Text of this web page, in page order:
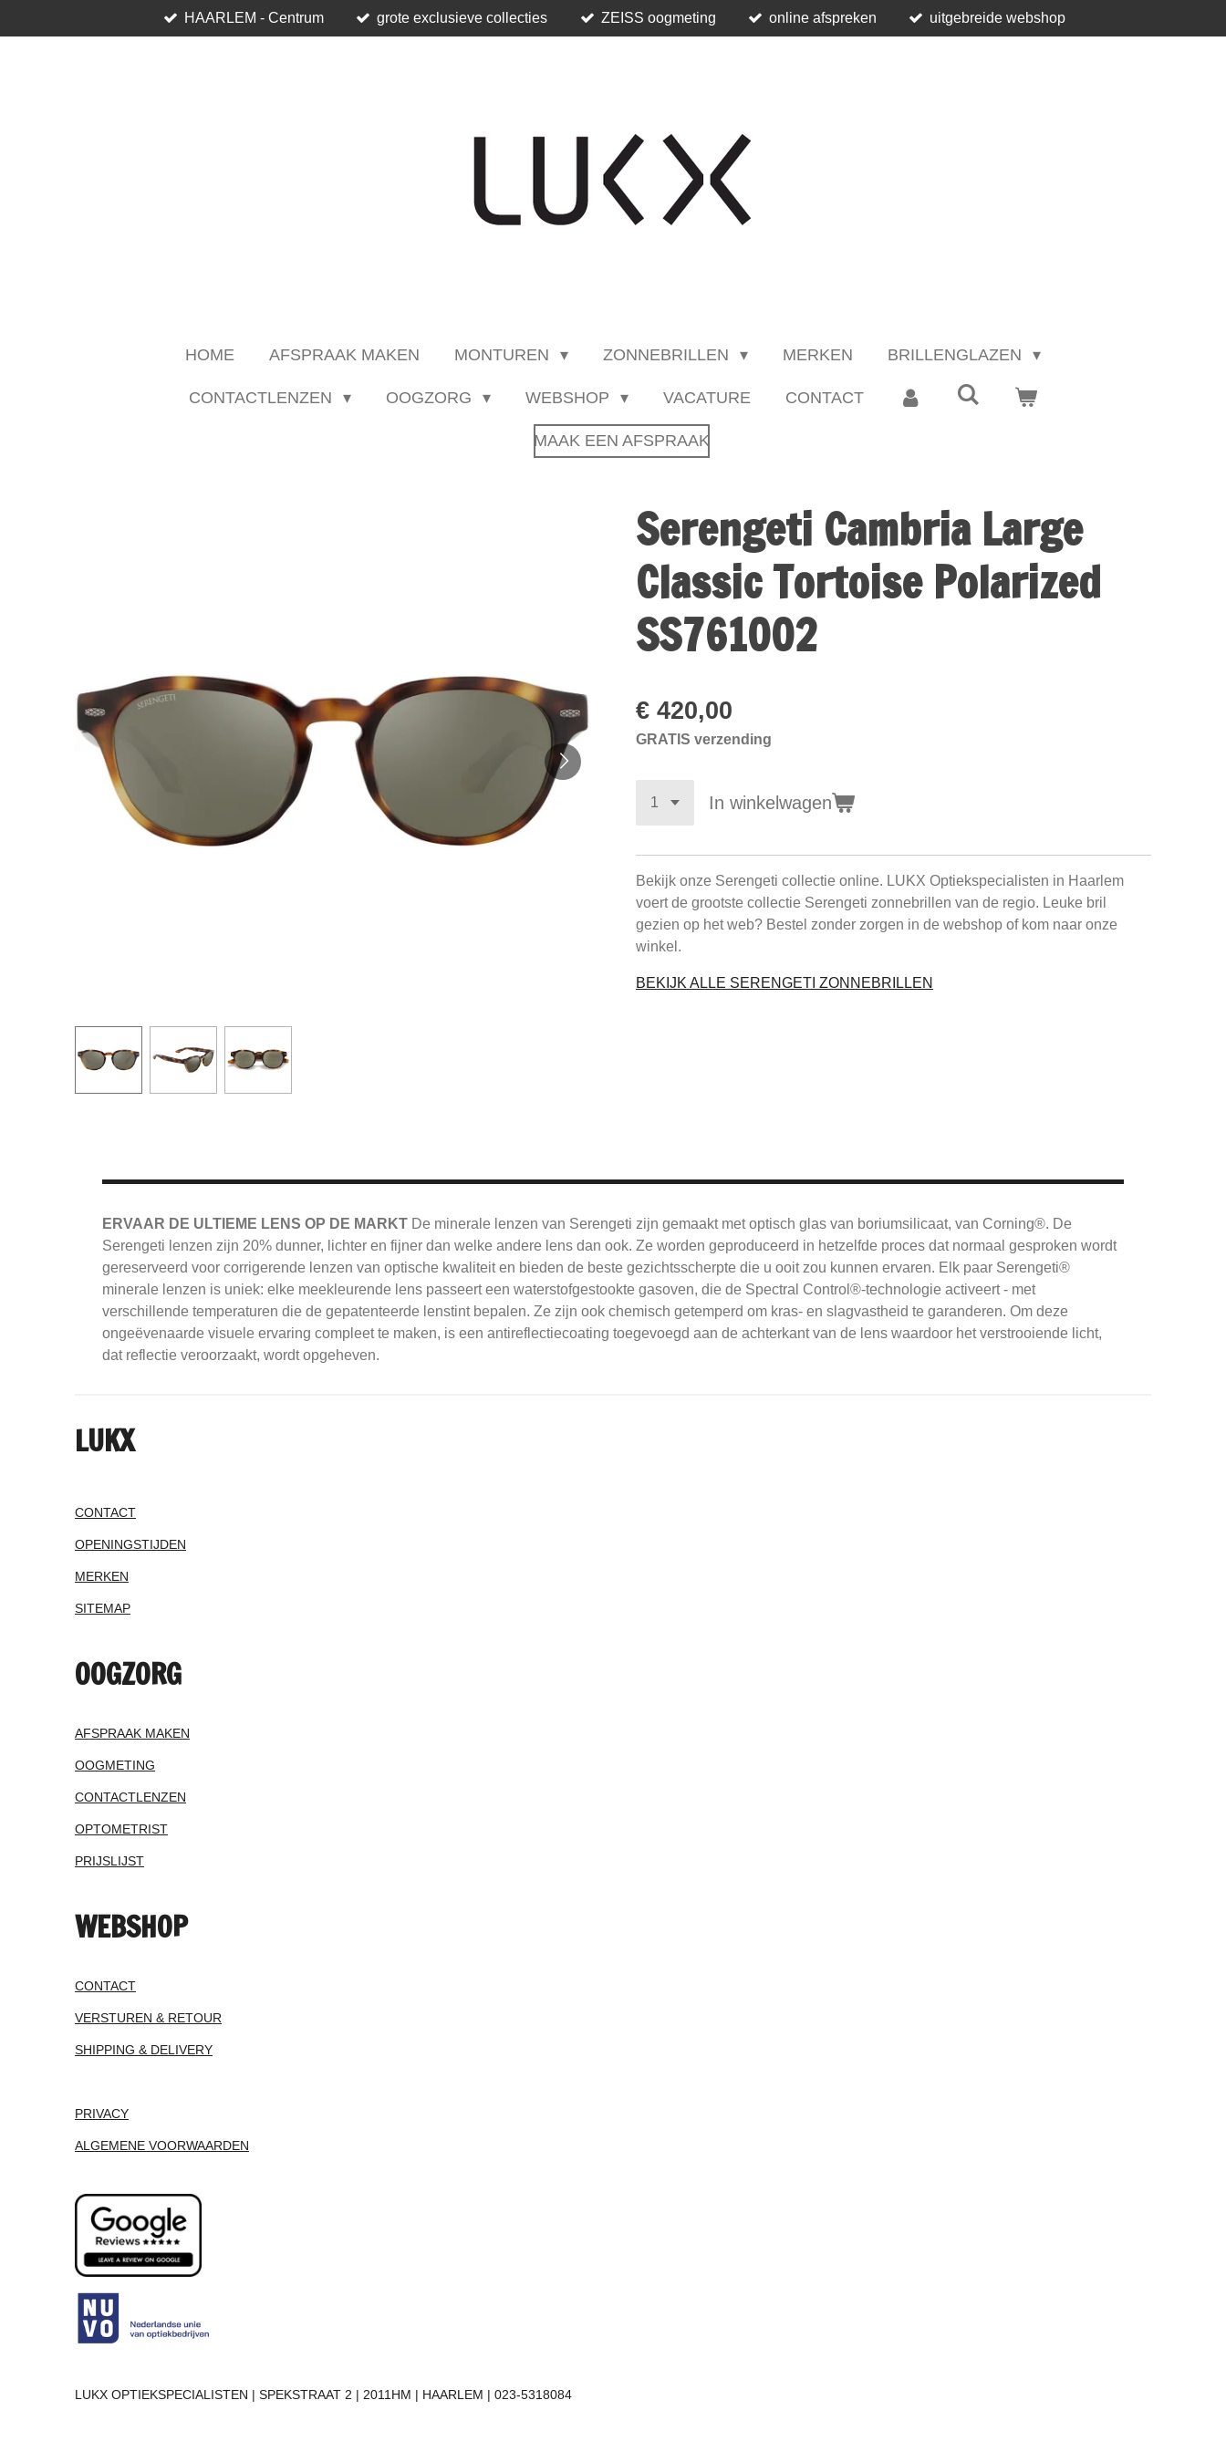
direct
HAARLEM - Centrum grote exclusieve collecties ZEISS oogmeting online afspreken uitgebreide webshop
HOME AFSPRAAK MAKEN MONTUREN ZONNEBRILLEN MERKEN BRILLENGLAZEN
CONTACTLENZEN OOGZORG WEBSHOP VACATURE CONTACT
MAAK EEN AFSPRAAK
Serengeti Cambria Large
Classic Tortoise Polarized
SS761002
€ 420,00
GRATIS verzending
In winkelwagen
Bekijk onze Serengeti collectie online. LUKX Optiekspecialisten in Haarlem
voert de grootste collectie Serengeti zonnebrillen van de regio. Leuke bril
gezien op het web? Bestel zonder zorgen in de webshop of kom naar onze
winkel.
BEKIJK ALLE SERENGETI ZONNEBRILLEN
ERVAAR DE ULTIEME LENS OP DE MARKT De minerale lenzen van Serengeti zijn gemaakt met optisch glas van boriumsilicaat, van Corning®. De
Serengeti lenzen zijn 20% dunner, lichter en fijner dan welke andere lens dan ook. Ze worden geproduceerd in hetzelfde proces dat normaal gesproken wordt
gereserveerd voor corrigerende lenzen van optische kwaliteit en bieden de beste gezichtsscherpte die u ooit zou kunnen ervaren. Elk paar Serengeti®
minerale lenzen is uniek: elke meekleurende lens passeert een waterstofgestookte gasoven, die de Spectral Control®-technologie activeert - met
verschillende temperaturen die de gepatenteerde lenstint bepalen. Ze zijn ook chemisch getemperd om kras- en slagvastheid te garanderen. Om deze
ongeëvenaarde visuele ervaring compleet te maken, is een antireflectiecoating toegevoegd aan de achterkant van de lens waardoor het verstrooiende licht,
dat reflectie veroorzaakt, wordt opgeheven.
LUKX
CONTACT
OPENINGSTIJDEN
MERKEN
SITEMAP
OOGZORG
AFSPRAAK MAKEN
OOGMETING
CONTACTLENZEN
OPTOMETRIST
PRIJSLIJST
WEBSHOP
CONTACT
VERSTUREN & RETOUR
SHIPPING & DELIVERY
PRIVACY
ALGEMENE VOORWAARDEN
LUKX OPTIEKSPECIALISTEN | SPEKSTRAAT 2 | 2011HM | HAARLEM | 023-5318084